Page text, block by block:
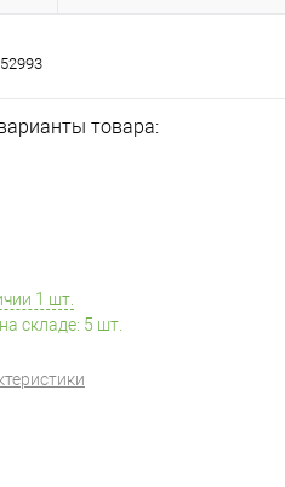
товара:
1 шт.
складе: 5 шт.